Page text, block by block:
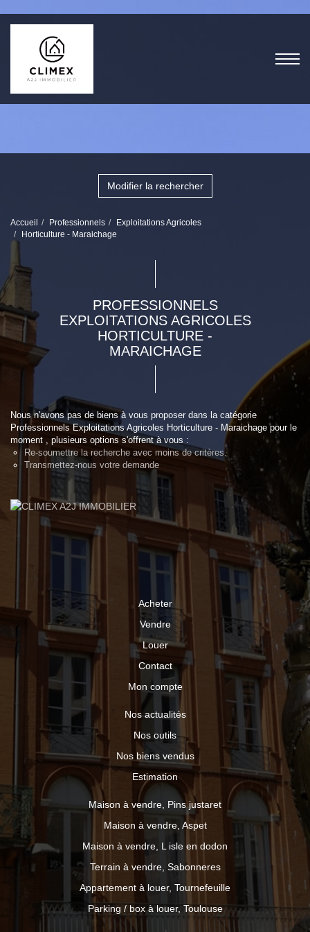
Modifier la rechercher
Accueil Professionnels
Exploitations Agricoles
Horticulture - Maraichage
PROFESSIONNELS
EXPLOITATIONS AGRICOLES
HORTICULTURE -
MARAICHAGE
Nous n'avons pas de biens à vous proposer dans la catégorie
Professionnels Exploitations Agricoles Horticulture - Maraichage pour le
moment , plusieurs options s'offrent à vous :
Re-soumettre la recherche avec moins de critères.
Transmettez-nous votre demande
Acheter
Vendre
Louer
Contact
Mon compte
Nos actualités
Nos outils
Nos biens vendus
Estimation
Maison à vendre, Pins justaret
Maison à vendre, Aspet
Maison à vendre, L isle en dodon
Terrain à vendre, Sabonneres
Appartement à louer, Tournefeuille
Parking / box à louer, Toulouse